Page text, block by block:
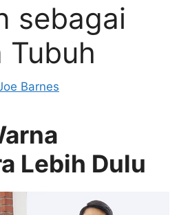
sebagai
Tubuh
Barnes
Lebih Dulu